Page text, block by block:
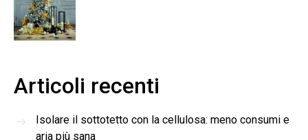
Articoli recenti
Isolare il sottotetto con la cellulosa: meno consumi e
aria più sana